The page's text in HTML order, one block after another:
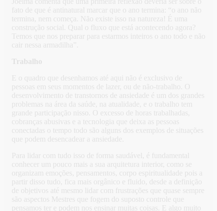
fato de que é antinatural marcar que o ano termina: “o ano não
termina, nem começa. Não existe isso na natureza! É uma
construção social. Qual o fluxo que está acontecendo agora?
Temos que nos preparar para estarmos inteiros o ano todo e não
cair nessa armadilha”.
Trabalho
E o quadro que desenhamos até aqui não é exclusivo de
pessoas em seus momentos de lazer, ou de não-trabalho. O
desenvolvimento de transtornos de ansiedade é um dos grandes
problemas na área da saúde, na atualidade, e o trabalho tem
grande participação nisso. O excesso de horas trabalhadas,
cobranças abusivas e a tecnologia que deixa as pessoas
conectadas o tempo todo são alguns dos exemplos de situações
que podem desencadear a ansiedade.
Para lidar com tudo isso de forma saudável, é fundamental
conhecer um pouco mais a sua arquitetura interior, como se
organizam emoções, pensamentos, corpo espiritualidade pois a
partir disso tudo, fica mais orgânico e fluido, desde a definição
de objetivos até mesmo lidar com frustrações que quase sempre
são aspectos Mestres que fogem do suposto controle que
pensamos ter e podem nos ensinar muitas coisas. E algo muito